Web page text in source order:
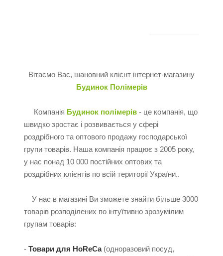
Вітаємо Вас, шановний клієнт інтернет-магазину
Будинок Полімерів
Компанія Будинок полімерів - це компанія, що
швидко зростає і розвивається у сфері
роздрібного та оптового продажу господарської
групи товарів. Наша компанія працює з 2005 року,
у нас понад 10 000 постійних оптових та
роздрібних клієнтів по всій території України..
У нас в магазині Ви зможете знайти більше 3000
товарів розподілених по інтуїтивно зрозумілим
групам товарів:
- Товари для HoReCa(одноразовий посуд,